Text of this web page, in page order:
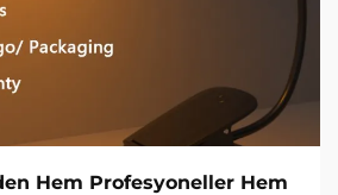
Hem Profesyoneller Hem